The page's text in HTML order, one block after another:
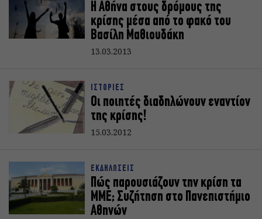
Η Αθήνα στους δρόμους της
κρίσης μέσα από το φακό του
Βασίλη Μαθιουδάκη
13.03.2013
ΙΣΤΟΡΙΕΣ
Οι ποιητές διαδηλώνουν εναντίον
της κρίσης!
15.03.2012
ΕΚΔΗΛΩΣΕΙΣ
Πώς παρουσιάζουν την κρίση τα
ΜΜΕ; Συζήτηση στο Πανεπιστήμιο
Αθηνών